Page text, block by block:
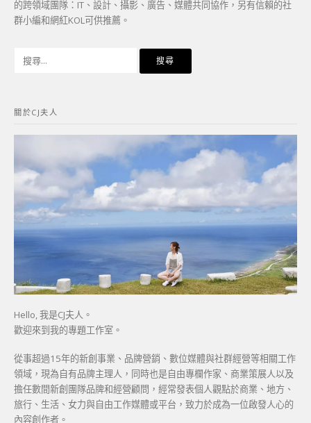
的跨領域團隊：IT、設計、攝影、廣告、媒體共同協作，另有信賴的社
群小編和網紅KOL可供推薦。
字:
關於CJ夫人
Hello, 我是CJ夫人。
歡迎來到我的專題工作室。
從事超過15年的新創事業、品牌營銷、數位媒體與社群經營等相關工作
領域，現為自有品牌主理人，同時也是自由專欄作家、商業策展人以及
擔任數間新創團隊品牌和經營顧問，經常發表個人觀點於商業、地方、
旅行、生活、女力與自由工作媒體或平台，致力於成為一位啟發人心的
內容創作者。